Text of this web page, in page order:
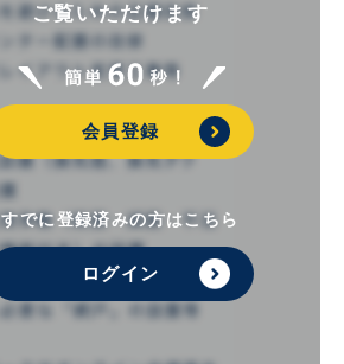
ご覧いただけます
会員登録
すでに登録済みの方はこちら
ログイン